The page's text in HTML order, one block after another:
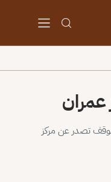
عمران
موقف تصدر عن مركز